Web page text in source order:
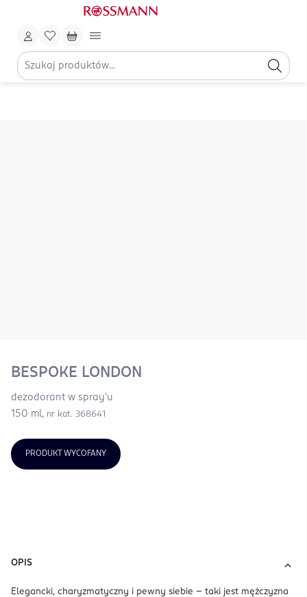
BESPOKE LONDON
dezodorant w spray'u
150 ml, nr kat. 368641
PRODUKT WYCOFANY
OPIS
Elegancki, charyzmatyczny i pewny siebie - taki jest mężczyzna